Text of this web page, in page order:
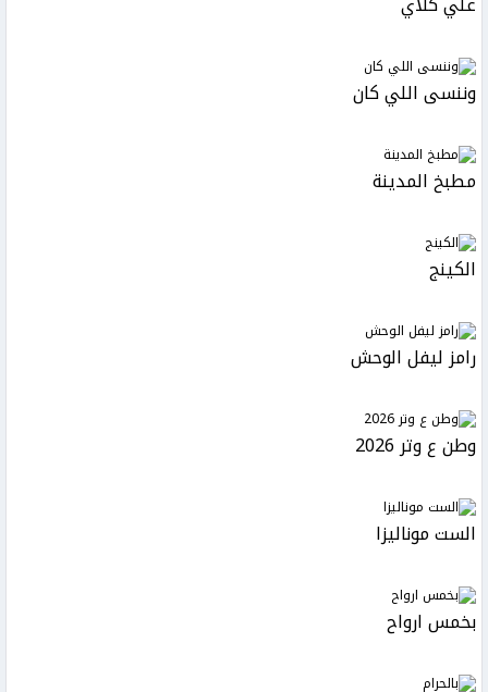
وننسى اللي كان
مطبخ المدينة
الكينج
رامز ليفل الوحش
وطن ع وتر 2026
الست موناليزا
بخمس ارواح